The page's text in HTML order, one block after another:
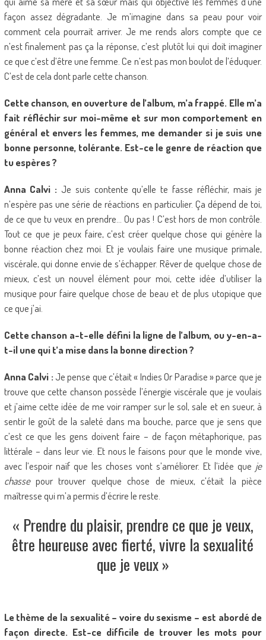
façon assez dégradante. Je m’imagine dans sa peau pour voir
comment cela pourrait arriver. Je me rends alors compte que ce
n’est finalement pas ça la réponse, c’est plutôt lui qui doit imaginer
ce que c’est d’être une femme. Ce n’est pas mon boulot de l’éduquer.
C’est de cela dont parle cette chanson.
Cette chanson, en ouverture de l’album, m’a frappé. Elle m’a
fait réfléchir sur moi-même et sur mon comportement en
général et envers les femmes, me demander si je suis une
bonne personne, tolérante. Est-ce le genre de réaction que
tu espères ?
Anna Calvi : Je suis contente qu’elle te fasse réfléchir, mais je
n’espère pas une série de réactions en particulier. Ça dépend de toi,
de ce que tu veux en prendre… Ou pas ! C’est hors de mon contrôle.
Tout ce que je peux faire, c’est créer quelque chose qui génère la
bonne réaction chez moi. Et je voulais faire une musique primale,
viscérale, qui donne envie de s’échapper. Rêver de quelque chose de
mieux, c’est un nouvel élément pour moi, cette idée d’utiliser la
musique pour faire quelque chose de beau et de plus utopique que
ce que j’ai.
Cette chanson a-t-elle défini la ligne de l’album, ou y-en-a-
t-il une qui t’a mise dans la bonne direction ?
Anna Calvi : Je pense que c’était « Indies Or Paradise » parce que je
trouve que cette chanson possède l’énergie viscérale que je voulais
et j’aime cette idée de me voir ramper sur le sol, sale et en sueur, à
sentir le goût de la saleté dans ma bouche, parce que je sens que
c’est ce que les gens doivent faire – de façon métaphorique, pas
littérale – dans leur vie. Et nous le faisons pour que le monde vive,
avec l’espoir naïf que les choses vont s’améliorer. Et l’idée que je
chassepour trouver quelque chose de mieux, c’était la pièce
maîtresse qui m’a permis d’écrire le reste.
« Prendre du plaisir, prendre ce que je veux,
être heureuse avec fierté, vivre la sexualité
que je veux »
Le thème de la sexualité – voire du sexisme – est abordé de
façon directe. Est-ce difficile de trouver les mots pour